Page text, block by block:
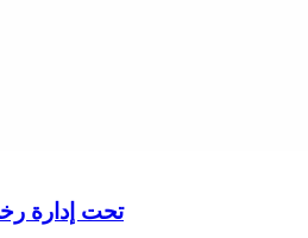
تحت إدارة